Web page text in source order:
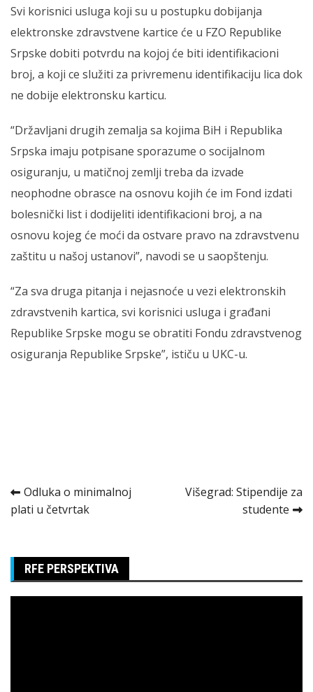
Svi korisnici usluga koji su u postupku dobijanja
elektronske zdravstvene kartice će u FZO Republike
Srpske dobiti potvrdu na kojoj će biti identifikacioni
broj, a koji ce služiti za privremenu identifikaciju lica dok
ne dobije elektronsku karticu.
“Državljani drugih zemalja sa kojima BiH i Republika
Srpska imaju potpisane sporazume o socijalnom
osiguranju, u matičnoj zemlji treba da izvade
neophodne obrasce na osnovu kojih će im Fond izdati
bolesnički list i dodijeliti identifikacioni broj, a na
osnovu kojeg će moći da ostvare pravo na zdravstvenu
zaštitu u našoj ustanovi”, navodi se u saopštenju.
“Za sva druga pitanja i nejasnoće u vezi elektronskih
zdravstvenih kartica, svi korisnici usluga i građani
Republike Srpske mogu se obratiti Fondu zdravstvenog
osiguranja Republike Srpske”, ističu u UKC-u.
Kretanje
članka
Odluka o minimalnoj
plati u četvrtak
Višegrad: Stipendije za
studente
RFE PERSPEKTIVA